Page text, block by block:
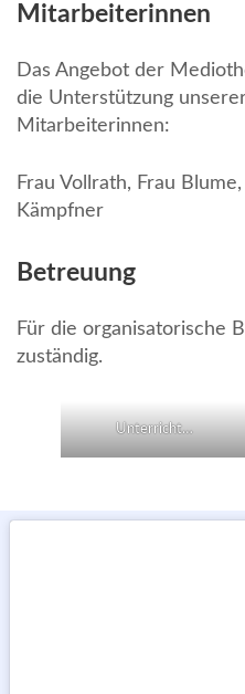
Mitarbeiterinnen
Das Angebot der
die Unterstützung
Mitarbeiterinnen:
Frau Vollrath, Frau
Kämpfner
Betreuung
Für die organisatorische
zuständig.
Unterricht…